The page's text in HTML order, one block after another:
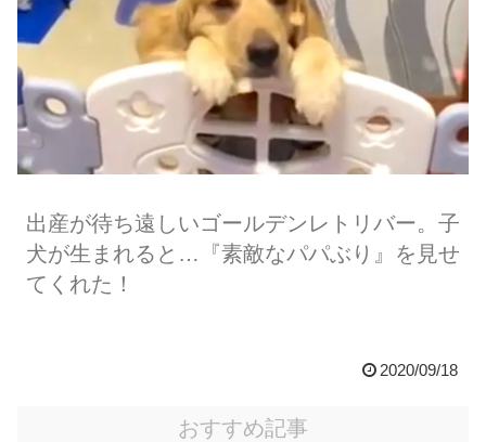
出産が待ち遠しいゴールデンレトリバー。子
犬が生まれると…『素敵なパパぶり』を見せ
てくれた！
2020/09/18
おすすめ記事